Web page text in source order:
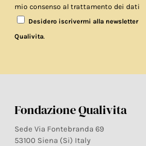
mio consenso al trattamento dei dati
Desidero iscrivermi alla newsletter
Qualivita.
Fondazione Qualivita
Sede Via Fontebranda 69
53100 Siena (Si) Italy